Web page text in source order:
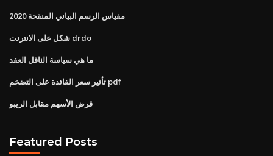
مقياس الرسم البياني المنقحة 2020
شكل على الانترنت drdo
ما هي سياسة الناقل العقد
تأثير سعر الفائدة على التضخم pdf
قرض الأسهم مقابل الريبو
Featured Posts